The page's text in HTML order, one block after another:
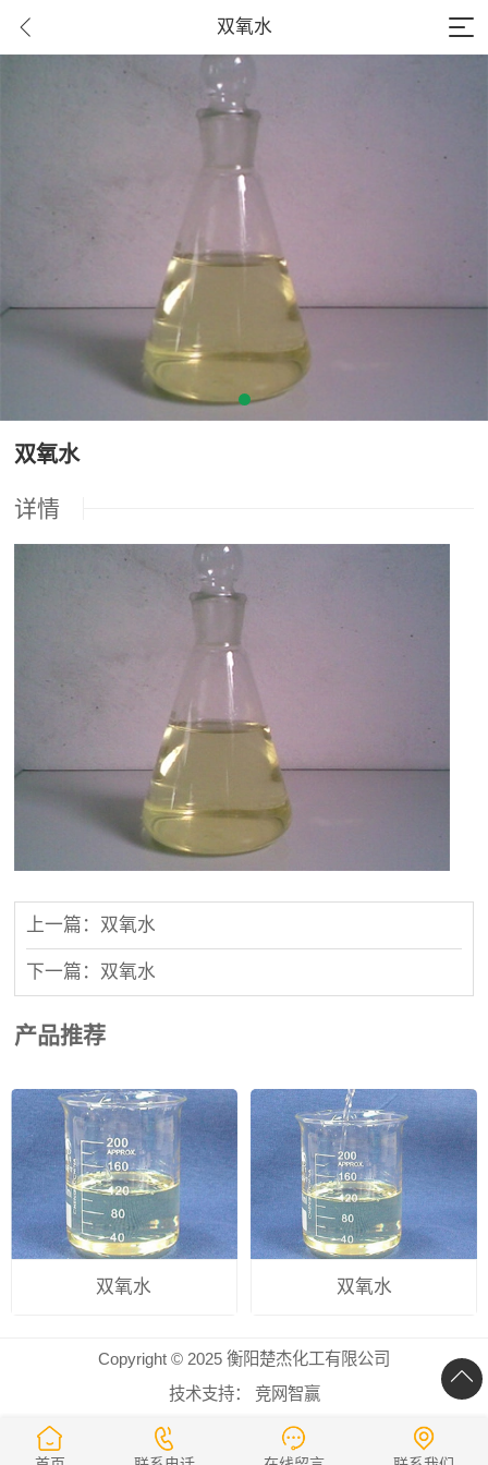
双氧水
双氧水
详情
上一篇：双氧水
下一篇：双氧水
产品推荐
双氧水 双氧水
Copyright © 2025 衡阳楚杰化工有限公司
技术支持：
竞网智赢